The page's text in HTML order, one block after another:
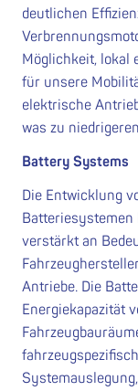
deutlichen
Möglichkeit, lokal
für unsere
elektrische
was zu
Battery Systems
Die Entwicklung
Batteriesystemen
verstärkt an
Antriebe. Die
Energiekapazität